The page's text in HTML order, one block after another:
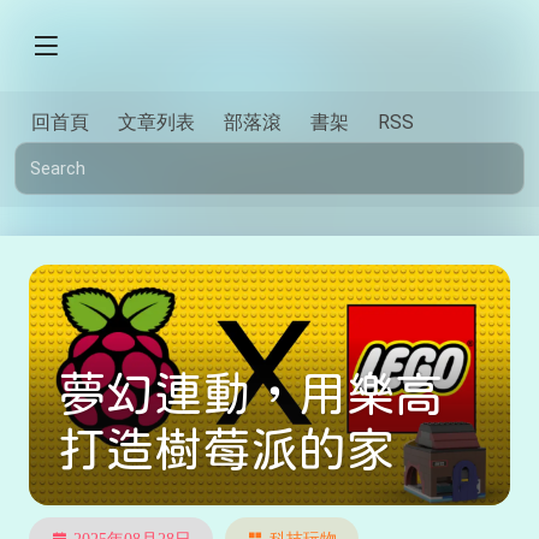
回首頁 文章列表 部落滾 書架 RSS
夢幻連動，用樂高
打造樹莓派的家